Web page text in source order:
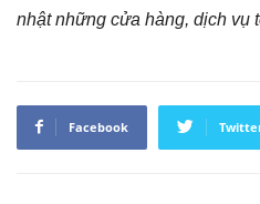
nhật những cửa hàng, dịch vụ
Facebook